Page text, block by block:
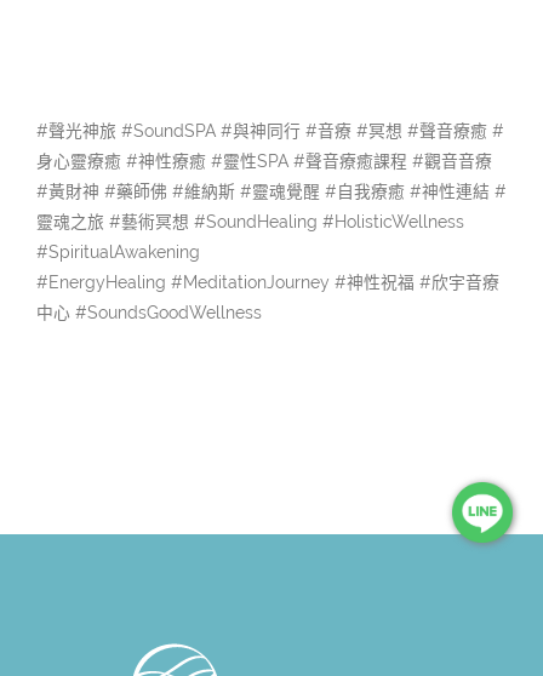
#聲光神旅 #SoundSPA #與神同行 #音療 #冥想 #聲音療癒 #
身心靈療癒 #神性療癒 #靈性SPA #聲音療癒課程 #觀音音療
#黃財神 #藥師佛 #維納斯 #靈魂覺醒 #自我療癒 #神性連結 #
靈魂之旅 #藝術冥想 #SoundHealing #HolisticWellness
#SpiritualAwakening
#EnergyHealing #MeditationJourney #神性祝福 #欣宇音療
中心 #SoundsGoodWellness